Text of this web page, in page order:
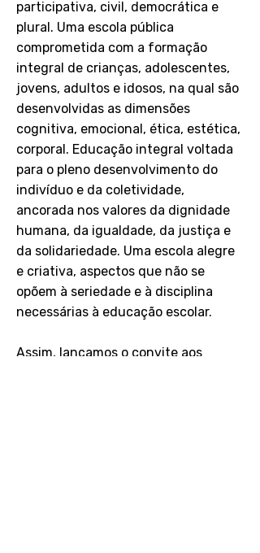
participativa, civil, democrática e
plural. Uma escola pública
comprometida com a formação
integral de crianças, adolescentes,
jovens, adultos e idosos, na qual são
desenvolvidas as dimensões
cognitiva, emocional, ética, estética,
corporal. Educação integral voltada
para o pleno desenvolvimento do
indivíduo e da coletividade,
ancorada nos valores da dignidade
humana, da igualdade, da justiça e
da solidariedade. Uma escola alegre
e criativa, aspectos que não se
opõem à seriedade e à disciplina
necessárias à educação escolar.
Assim, lançamos o convite aos